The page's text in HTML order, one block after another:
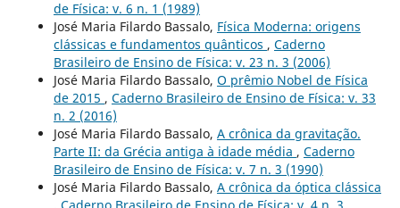
de Física: v. 6 n. 1 (1989)
José Maria Filardo Bassalo, Física Moderna: origens
clássicas e fundamentos quânticos , Caderno
Brasileiro de Ensino de Física: v. 23 n. 3 (2006)
José Maria Filardo Bassalo, O prêmio Nobel de Física
de 2015 , Caderno Brasileiro de Ensino de Física: v. 33
n. 2 (2016)
José Maria Filardo Bassalo, A crônica da gravitação.
Parte II: da Grécia antiga à idade média , Caderno
Brasileiro de Ensino de Física: v. 7 n. 3 (1990)
José Maria Filardo Bassalo, A crônica da óptica clássica
, Caderno Brasileiro de Ensino de Física: v. 4 n. 3